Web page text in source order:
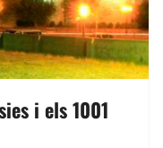
i els 1001